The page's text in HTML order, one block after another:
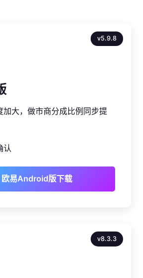
加大，做市商分成比例同步提
认
易Android版下载
v5.9.8
v8.3.3